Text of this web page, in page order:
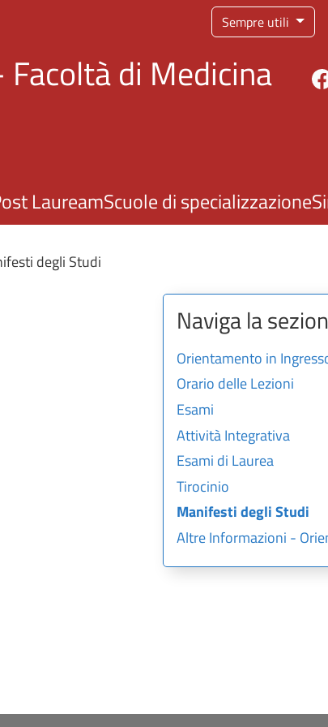
Sempre utili
di Medicina
LaureamScuole di specializzazione
degli Studi
Naviga la
Orientamento in
Orario delle Lezioni
Esami
Attività Integrativa
Esami di Laurea
Tirocinio
Manifesti degli Studi
Altre Informazioni -